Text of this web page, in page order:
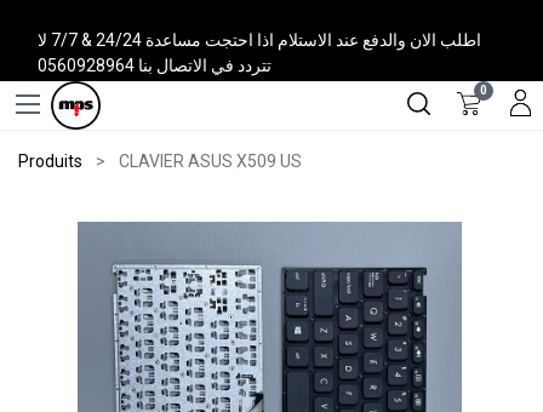
اطلب الان والدفع عند الاستلام اذا احتجت مساعدة 24/24 & 7/7 لا
تتردد في الاتصال بنا 0560928964
0
Produits CLAVIER ASUS X509 US